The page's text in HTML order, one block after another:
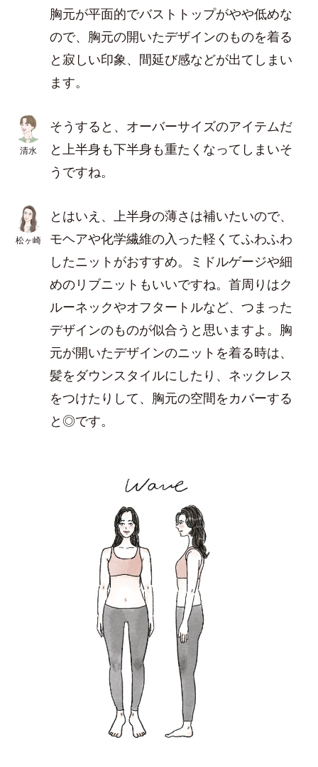
胸元が平面的でバストトップがやや低めな
ので、胸元の開いたデザインのものを着る
と寂しい印象、間延び感などが出てしまい
ます。
清水
そうすると、オーバーサイズのアイテムだ
と上半身も下半身も重たくなってしまいそ
うですね。
松ヶ崎
とはいえ、上半身の薄さは補いたいので、
モヘアや化学繊維の入った軽くてふわふわ
したニットがおすすめ。ミドルゲージや細
めのリブニットもいいですね。首周りはク
ルーネックやオフタートルなど、つまった
デザインのものが似合うと思いますよ。胸
元が開いたデザインのニットを着る時は、
髪をダウンスタイルにしたり、ネックレス
をつけたりして、胸元の空間をカバーする
と◎です。